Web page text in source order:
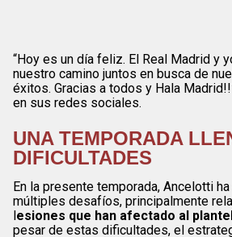
“Hoy es un día feliz. El Real Madrid y
nuestro camino juntos en busca de
éxitos. Gracias a todos y Hala
en sus redes sociales.
UNA TEMPORADA
DIFICULTADES
En la presente temporada, Ancelotti
múltiples desafíos, principalmente
lesiones que han afectado al
pesar de estas dificultades, el